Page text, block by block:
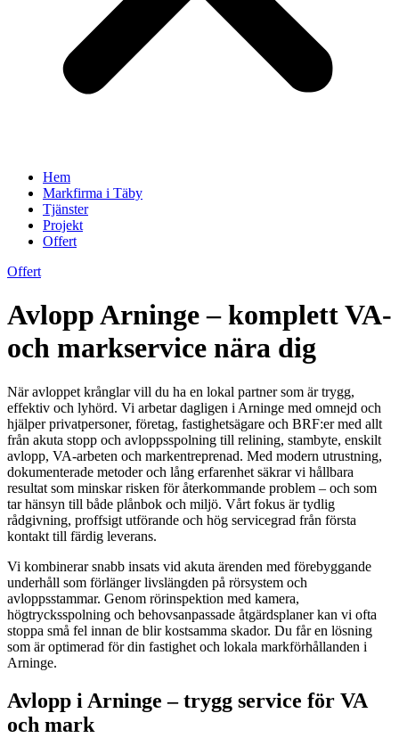
Hem
Markfirma i Täby
Tjänster
Projekt
Offert
Offert
Avlopp Arninge – komplett VA-
och markservice nära dig
När avloppet krånglar vill du ha en lokal partner som är trygg,
effektiv och lyhörd. Vi arbetar dagligen i Arninge med omnejd och
hjälper privatpersoner, företag, fastighetsägare och BRF:er med allt
från akuta stopp och avloppsspolning till relining, stambyte, enskilt
avlopp, VA-arbeten och markentreprenad. Med modern utrustning,
dokumenterade metoder och lång erfarenhet säkrar vi hållbara
resultat som minskar risken för återkommande problem – och som
tar hänsyn till både plånbok och miljö. Vårt fokus är tydlig
rådgivning, proffsigt utförande och hög servicegrad från första
kontakt till färdig leverans.
Vi kombinerar snabb insats vid akuta ärenden med förebyggande
underhåll som förlänger livslängden på rörsystem och
avloppsstammar. Genom rörinspektion med kamera,
högtrycksspolning och behovsanpassade åtgärdsplaner kan vi ofta
stoppa små fel innan de blir kostsamma skador. Du får en lösning
som är optimerad för din fastighet och lokala markförhållanden i
Arninge.
Avlopp i Arninge – trygg service för VA
och mark